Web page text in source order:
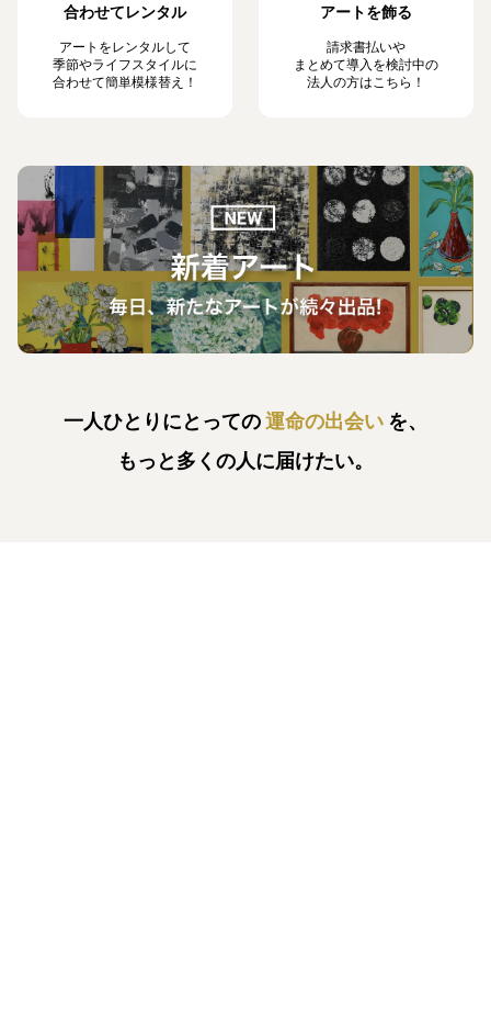
合わせてレンタル
アートをレンタルして
季節やライフスタイルに
合わせて簡単模様替え！
アートを飾る
請求書払いや
まとめて導入を検討中の
法人の方はこちら！
一人ひとりにとっての運命の出会い を、
もっと多くの人に届けたい。